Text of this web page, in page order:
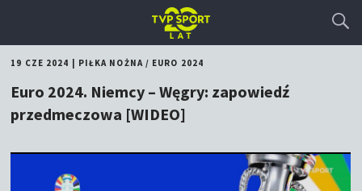
19 CZE 2024 PIŁKA NOŻNA/ EURO 2024
Euro 2024. Niemcy – Węgry: zapowiedź
przedmeczowa [WIDEO]